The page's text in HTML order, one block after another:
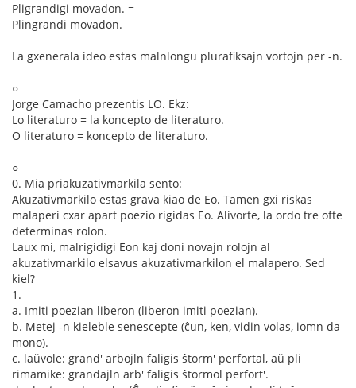
Pligrandigi movadon. =
Plingrandi movadon.
La gxenerala ideo estas malnlongu plurafiksajn vortojn per -n.
○
Jorge Camacho prezentis LO. Ekz:
Lo literaturo = la koncepto de literaturo.
O literaturo = koncepto de literaturo.
○
0. Mia priakuzativmarkila sento:
Akuzativmarkilo estas grava kiao de Eo. Tamen gxi riskas
malaperi cxar apart poezio rigidas Eo. Alivorte, la ordo tre ofte
determinas rolon.
Laux mi, malrigidigi Eon kaj doni novajn rolojn al
akuzativmarkilo elsavus akuzativmarkilon el malapero. Sed
kiel?
1.
a. Imiti poezian liberon (liberon imiti poezian).
b. Metej -n kieleble senescepte (ĉun, ken, vidin volas, iomn da
mono).
c. laŭvole: grand' arbojln faligis ŝtorm' perfortal, aŭ pli
rimamike: grandajln arb' faligis ŝtormol perfort'.